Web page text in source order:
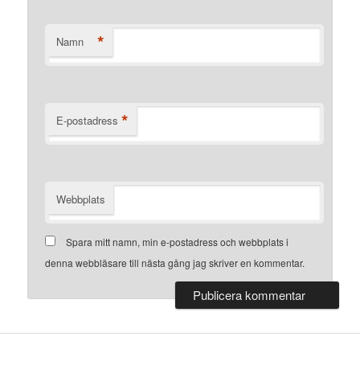
Namn *
E-postadress *
Webbplats
Spara mitt namn, min e-postadress och webbplats i
denna webbläsare till nästa gång jag skriver en kommentar.